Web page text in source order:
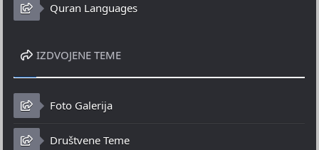
Quran Languages
IZDVOJENE TEME
Foto Galerija
Društvene Teme